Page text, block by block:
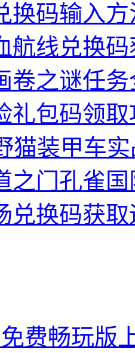
换码输入
航线兑换
卷之谜任
礼包码领
猫装甲车
之门孔雀
兑换码获
费畅玩版